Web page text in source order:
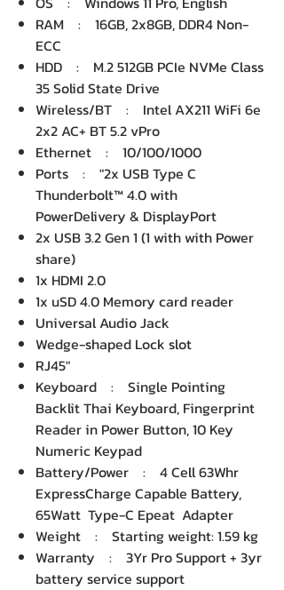
RAM : 16GB, 2x8GB, DDR4 Non-
ECC
HDD : M.2 512GB PCIe NVMe Class
35 Solid State Drive
Wireless/BT : Intel AX211 WiFi 6e
2x2 AC+ BT 5.2 vPro
Ethernet : 10/100/1000
Ports : "2x USB Type C
Thunderbolt™ 4.0 with
PowerDelivery & DisplayPort
2x USB 3.2 Gen 1 (1 with with Power
share)
1x HDMI 2.0
1x uSD 4.0 Memory card reader
Universal Audio Jack
Wedge-shaped Lock slot
RJ45"
Keyboard : Single Pointing
Backlit Thai Keyboard, Fingerprint
Reader in Power Button, 10 Key
Numeric Keypad
Battery/Power : 4 Cell 63Whr
ExpressCharge Capable Battery,
65Watt Type-C Epeat Adapter
Weight : Starting weight: 1.59 kg
Warranty : 3Yr Pro Support + 3yr
battery service support